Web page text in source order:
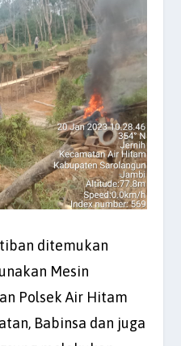
ditemukan
Mesin
Polsek Air Hitam
Babinsa dan juga